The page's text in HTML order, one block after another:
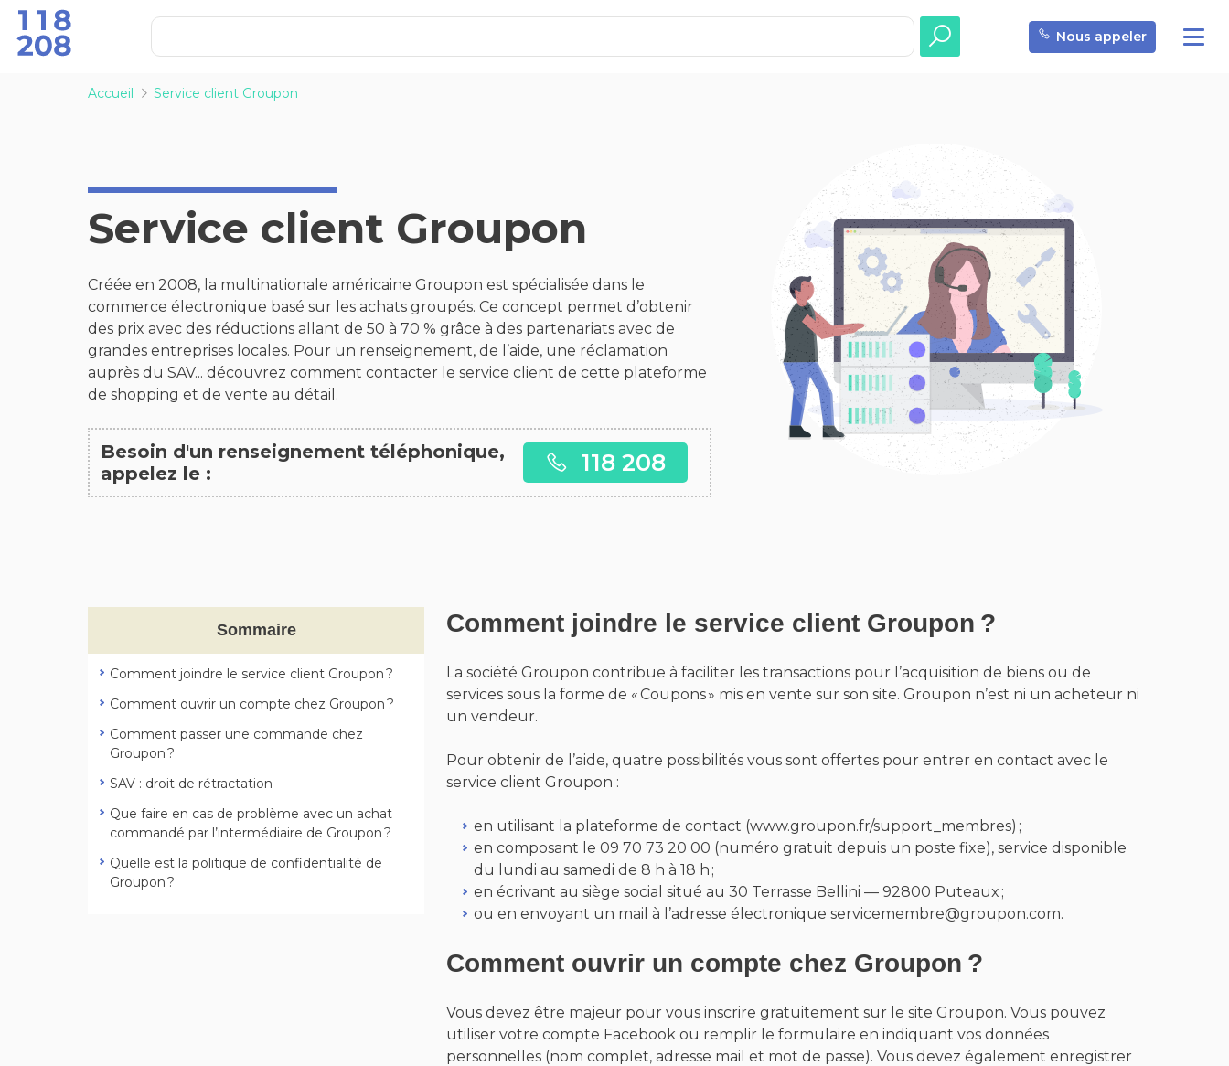
Nous appeler
Accueil Service client Groupon
Service client Groupon
Créée en 2008, la multinationale américaine Groupon est spécialisée dans le
commerce électronique basé sur les achats groupés. Ce concept permet d’obtenir
des prix avec des réductions allant de 50 à 70 % grâce à des partenariats avec de
grandes entreprises locales. Pour un renseignement, de l’aide, une réclamation
auprès du SAV... découvrez comment contacter le service client de cette plateforme
de shopping et de vente au détail.
Besoin d'un renseignement téléphonique,
appelez le :
118 208
Sommaire
Comment joindre le service client Groupon ?
Comment ouvrir un compte chez Groupon ?
Comment passer une commande chez
Groupon ?
SAV : droit de rétractation
Que faire en cas de problème avec un achat
commandé par l’intermédiaire de Groupon ?
Quelle est la politique de confidentialité de
Groupon ?
Comment joindre le service client Groupon ?
La société Groupon contribue à faciliter les transactions pour l’acquisition de biens ou de
services sous la forme de « Coupons » mis en vente sur son site. Groupon n’est ni un acheteur ni
un vendeur.
Pour obtenir de l’aide, quatre possibilités vous sont offertes pour entrer en contact avec le
service client Groupon :
en utilisant la plateforme de contact (www.groupon.fr/support_membres) ;
en composant le 09 70 73 20 00 (numéro gratuit depuis un poste fixe), service disponible
du lundi au samedi de 8 h à 18 h ;
en écrivant au siège social situé au 30 Terrasse Bellini — 92800 Puteaux ;
ou en envoyant un mail à l’adresse électronique servicemembre@groupon.com.
Comment ouvrir un compte chez Groupon ?
Vous devez être majeur pour vous inscrire gratuitement sur le site Groupon. Vous pouvez
utiliser votre compte Facebook ou remplir le formulaire en indiquant vos données
personnelles (nom complet, adresse mail et mot de passe). Vous devez également enregistrer